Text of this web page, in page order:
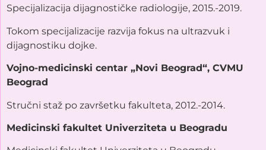
Specijalizacija dijagnostičke radiologije, 2015.-2019.
Tokom specijalizacije razvija fokus na ultrazvuk i
dijagnostiku dojke.
Vojno-medicinski centar „Novi Beograd“, CVMU
Beograd
Stručni staž po završetku fakulteta, 2012.-2014.
Medicinski fakultet Univerziteta u Beogradu​